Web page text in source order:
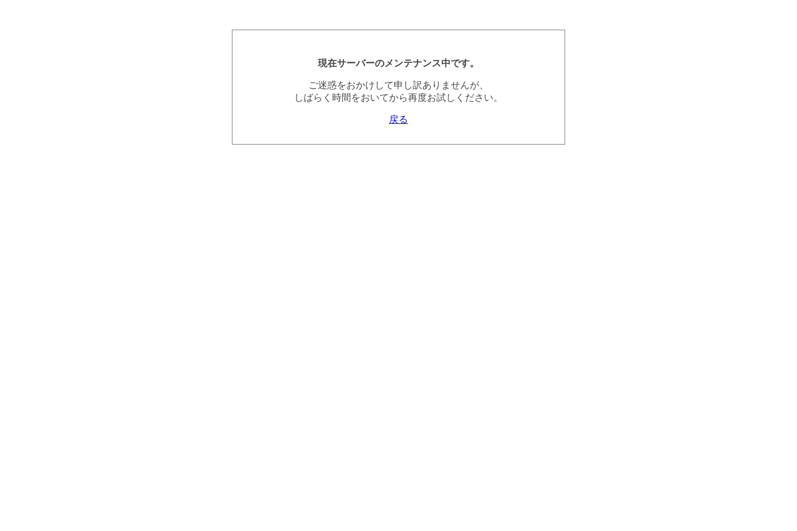
現在サーバーのメンテナンス中です。
ご迷惑をおかけして申し訳ありませんが、
しばらく時間をおいてから再度お試しください。
戻る